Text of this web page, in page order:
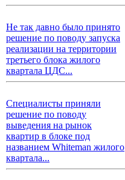
Не так давно было принято
решение по поводу запуска
реализации на территории
третьего блока жилого
квартала ЦДС...
Специалисты приняли
решение по поводу
выведения на рынок
квартир в блоке под
названием Whiteman жилого
квартала...